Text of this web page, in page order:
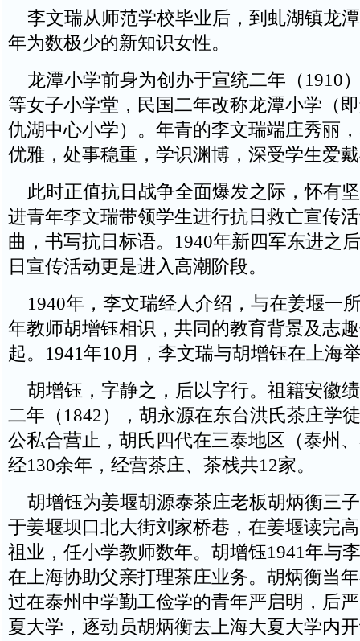
李文瑞从师范学校毕业后，到虬湖镇龙
年为数极少的新知识女性。
龙潭小学前身为创办于宣统二年（1910
等女子小学堂，民国二年改称龙潭小学（
仇湖中心小学）。年青的李文瑞端庄秀丽
优雅，处事稳重，学识渊博，深受学生爱
此时正值抗日战争全面爆发之际，怀有
进青年李文瑞带领学生进行抗日救亡宣传
曲，书写抗日标语。1940年新四军东进之
日宣传活动更是进入高潮阶段。
1940年，李文瑞经人介绍，与在姜堰一
年教师胡增钰相识，共同的教育背景及志
起。1941年10月，李文瑞与胡增钰在上海
胡增钰，字静之，后以字行。祖籍安徽
二年（1842），胡永源在东台洪氏茶庄学
公私合营止，胡氏四代在三泰地区（泰州
经130余年，经营茶庄、茶栈共12家。
胡增钰为姜堰胡源泰茶庄老板胡炳衡三
于姜堰坝口北大街刘家桥巷，在姜堰读完
祖业，任小学教师数年。胡增钰1941年与
在上海协助父亲打理茶庄业务。胡炳衡当
过在泰州中学勤工俭学的青年严启明，后
夏大学，逐动员胡炳衡去上海大夏大学内